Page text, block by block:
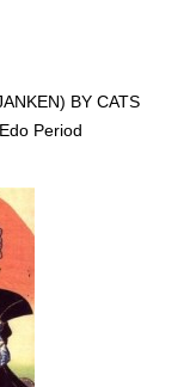
BY CATS
Period